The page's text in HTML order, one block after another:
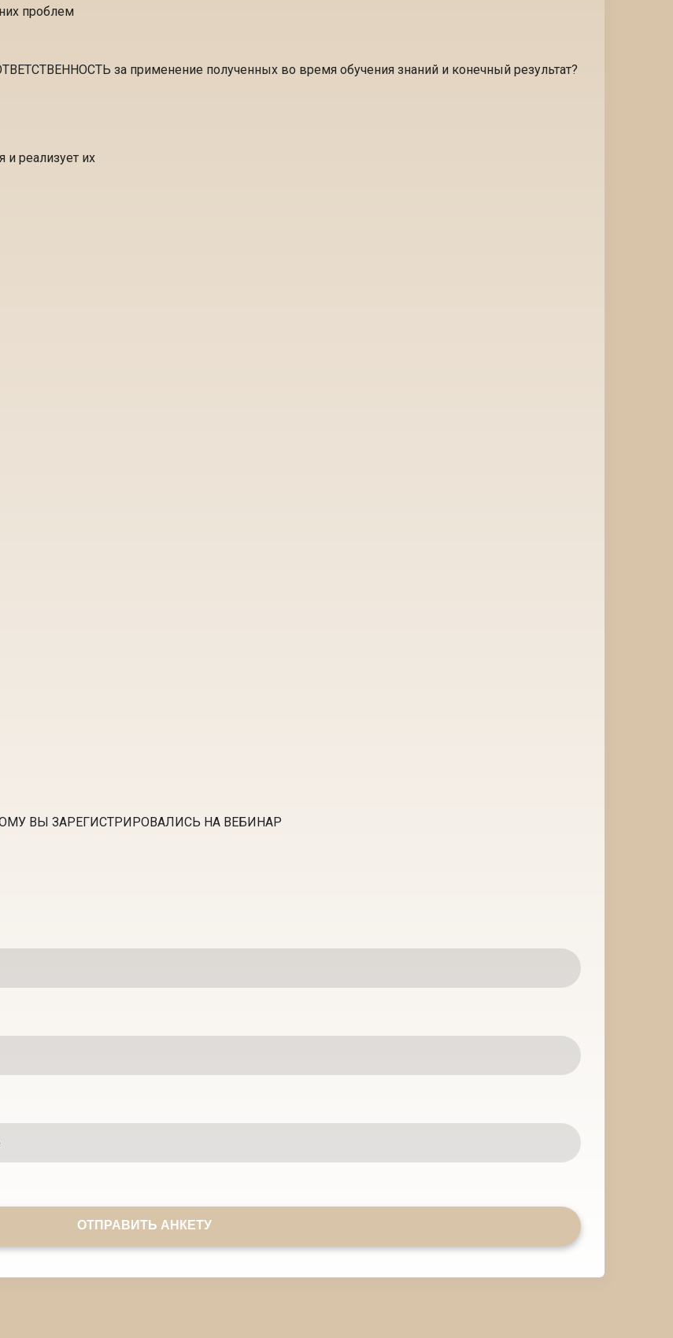
проблем
за применение полученных во время обучения знаний и конечный результат?
и реализует их
ВЫ ЗАРЕГИСТРИРОВАЛИСЬ НА ВЕБИНАР
ОТПРАВИТЬ АНКЕТУ